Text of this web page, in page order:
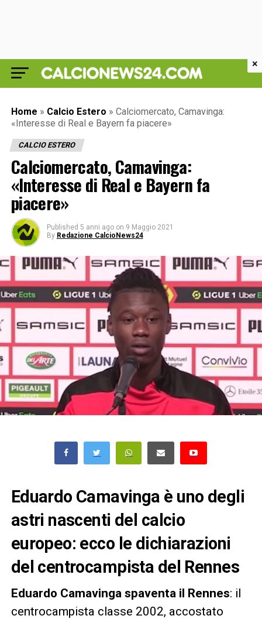
Home » Calcio Estero » Calciomercato, Camavinga:
«Interesse di Real e Bayern fa piacere»
CALCIO ESTERO
Calciomercato, Camavinga:
«Interesse di Real e Bayern fa
piacere»
Published 5 anni ago on 9 Maggio 2021
By Redazione CalcioNews24
Eduardo Camavinga è uno degli
astri nascenti del calcio
europeo: ecco le dichiarazioni
del centrocampista del Rennes
Eduardo Camavinga spaventa il Rennes: il
centrocampista classe 2002, accostato
×